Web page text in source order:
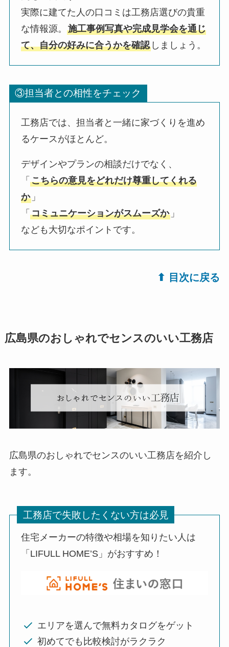
実際に建てた人の口コミは工務店選びの貴重
な情報源。施工事例写真や完成見学会を通じ
て、自分の好みに合うかを確認 しましょう。
③担当者との相性をチェック
工務店では、担当者と一緒に家づくりを進め
るケースがほとんど。
デザインやプランの相談だけでなく、
「こちらの意見をどれだけ尊重してくれる
か 」
「コミュニケーションがスムーズか 」
なども大切なポイントです。
⬆︎ 目次に戻る
広島県のおしゃれでセンスのいい工務店
広島県のおしゃれでセンスのいい工務店を紹介し
ます。
工務店で失敗したくない方は必見
住宅メーカーの特徴や相場を知りたい人は
「LIFULL HOME’S」がおすすめ！
エリアを選んで無料カタログをゲット
初めてでも比較検討がラクラク